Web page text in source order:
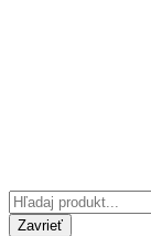
Zavrieť